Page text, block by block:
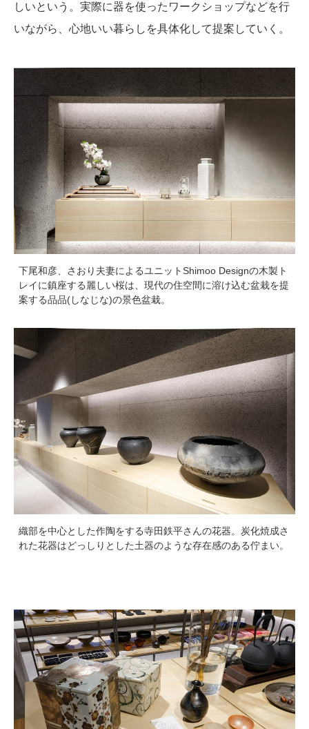
しいという。実際に器を使ったワークショップなどを行
いながら、心地いい暮らしを具体化して提案していく。
下尾和彦、さおり夫妻によるユニットShimoo Designの木製ト
レイに鎮座する麗しい桜は、現代の住空間に溶け込む盆栽を提
案する品品(しなじな)の景色盆栽。
織部を中心とした作陶をする寺田鉄平さんの花器。炭化焼成さ
れた花器はどっしりとした土器のような存在感のある佇まい。